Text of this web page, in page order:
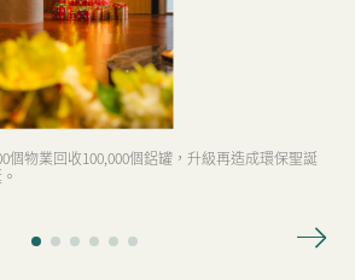
個物業回收100,000個鋁罐，升級再造成環保聖誕